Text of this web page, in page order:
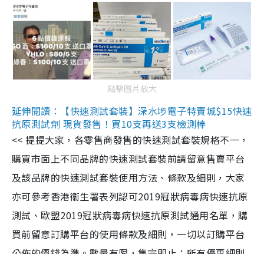
點擊圖片放大
延伸閱讀：【快速測試套裝】深水埗電子特賣城$15快速
抗原測試劑 現貨發售！買10支再送3支檢測棒
<< 提提大家，各零售商發售的快速測試套裝規格不一，
購買市面上不同品牌的快速測試套裝前請留意售賣平台
及該品牌的快速測試套裝使用方法、條款及細則，大家
亦可參考香港衞生署表列認可2019冠狀病毒病快速抗原
測試、歐盟2019冠狀病毒病快速抗原測試通用名單，購
買前留意訂購平台的使用條款及細則，一切以訂購平台